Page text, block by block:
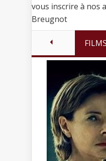
vous inscrire à nos
Breugnot